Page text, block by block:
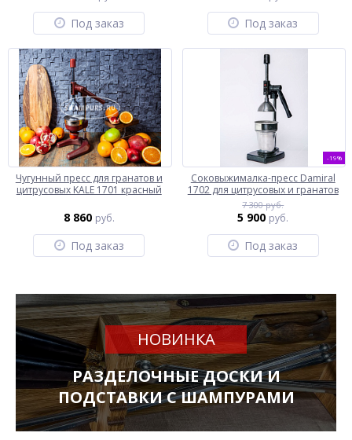
Под заказ Под заказ
Чугунный пресс для гранатов и
цитрусовых KALE 1701 красный
8 860 руб.
Под заказ
-19%
Соковыжималка-пресс Damiral
1702 для цитрусовых и гранатов
7 300 руб.
5 900 руб.
Под заказ
НОВИНКА
РАЗДЕЛОЧНЫЕ ДОСКИ И
ПОДСТАВКИ С ШАМПУРАМИ